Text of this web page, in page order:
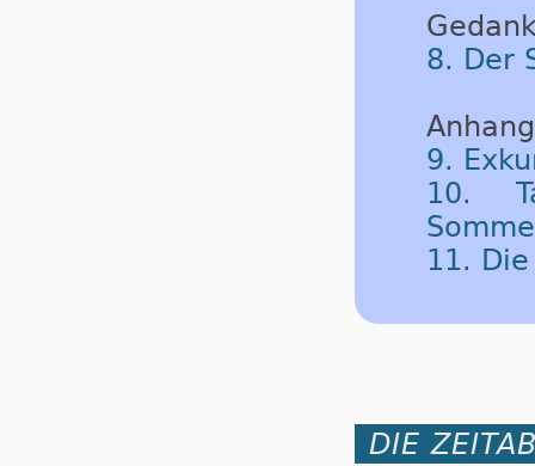
8. Der
Anhang
9.
10.
11.
DIE